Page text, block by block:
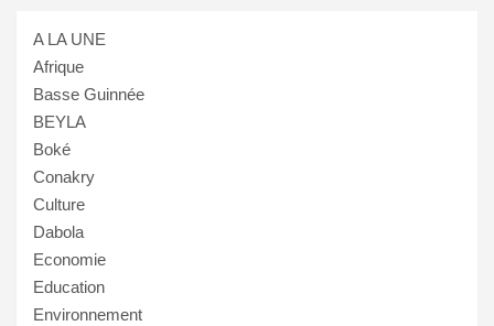
A LA UNE
Afrique
Basse Guinnée
BEYLA
Boké
Conakry
Culture
Dabola
Economie
Education
Environnement